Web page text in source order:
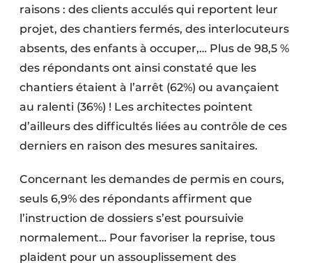
raisons : des clients acculés qui reportent leur
projet, des chantiers fermés, des interlocuteurs
absents, des enfants à occuper,… Plus de 98,5 %
des répondants ont ainsi constaté que les
chantiers étaient à l’arrêt (62%) ou avançaient
au ralenti (36%) ! Les architectes pointent
d’ailleurs des difficultés liées au contrôle de ces
derniers en raison des mesures sanitaires.
Concernant les demandes de permis en cours,
seuls 6,9% des répondants affirment que
l’instruction de dossiers s’est poursuivie
normalement… Pour favoriser la reprise, tous
plaident pour un assouplissement des